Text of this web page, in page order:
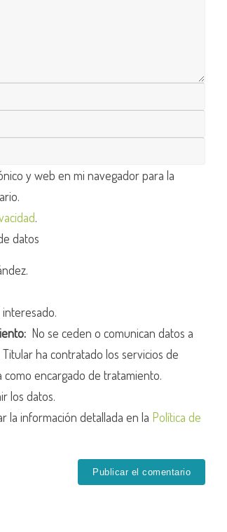
y web en mi navegador para la
.
datos
No se ceden o comunican datos a
ha contratado los servicios de
como encargado de tratamiento.
los datos.
la información detallada en la Política de